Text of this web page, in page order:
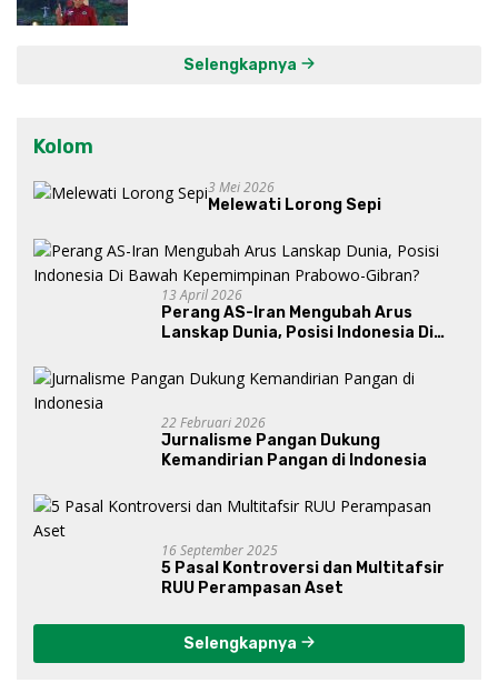
Selengkapnya
Kolom
3 Mei 2026
Melewati Lorong Sepi
13 April 2026
Perang AS-Iran Mengubah Arus
Lanskap Dunia, Posisi Indonesia Di
Gibran?
22 Februari 2026
Jurnalisme Pangan Dukung
Kemandirian Pangan di Indonesia
16 September 2025
5 Pasal Kontroversi dan Multitafsir
RUU Perampasan Aset
Selengkapnya